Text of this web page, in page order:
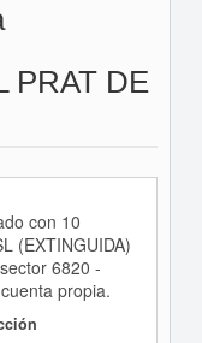
PRAT DE
con 10
(EXTINGUIDA)
6820 -
propia.